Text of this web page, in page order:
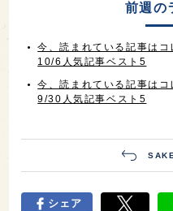
前週の
今、読まれている記事は
10/6人気記事ベスト5
今、読まれている記事は
9/30人気記事ベスト5
シェア